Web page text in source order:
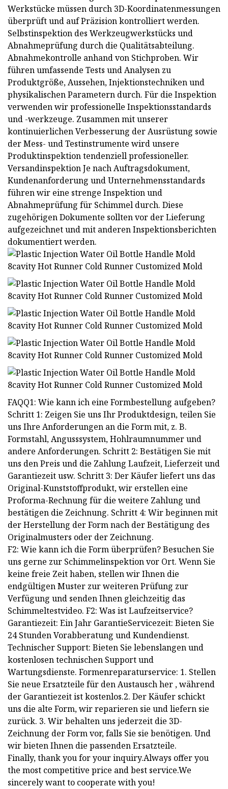
Werkstücke müssen durch 3D-Koordinatenmessungen
überprüft und auf Präzision kontrolliert werden.
Selbstinspektion des Werkzeugwerkstücks und
Abnahmeprüfung durch die Qualitätsabteilung.
Abnahmekontrolle anhand von Stichproben. Wir
führen umfassende Tests und Analysen zu
Produktgröße, Aussehen, Injektionstechniken und
physikalischen Parametern durch. Für die Inspektion
verwenden wir professionelle Inspektionsstandards
und -werkzeuge. Zusammen mit unserer
kontinuierlichen Verbesserung der Ausrüstung sowie
der Mess- und Testinstrumente wird unsere
Produktinspektion tendenziell professioneller.
Versandinspektion Je nach Auftragsdokument,
Kundenanforderung und Unternehmensstandards
führen wir eine strenge Inspektion und
Abnahmeprüfung für Schimmel durch. Diese
zugehörigen Dokumente sollten vor der Lieferung
aufgezeichnet und mit anderen Inspektionsberichten
dokumentiert werden.
FAQQ1: Wie kann ich eine Formbestellung aufgeben?
Schritt 1: Zeigen Sie uns Ihr Produktdesign, teilen Sie
uns Ihre Anforderungen an die Form mit, z. B.
Formstahl, Angusssystem, Hohlraumnummer und
andere Anforderungen. Schritt 2: Bestätigen Sie mit
uns den Preis und die Zahlung Laufzeit, Lieferzeit und
Garantiezeit usw. Schritt 3: Der Käufer liefert uns das
Original-Kunststoffprodukt, wir erstellen eine
Proforma-Rechnung für die weitere Zahlung und
bestätigen die Zeichnung. Schritt 4: Wir beginnen mit
der Herstellung der Form nach der Bestätigung des
Originalmusters oder der Zeichnung.
F2: Wie kann ich die Form überprüfen? Besuchen Sie
uns gerne zur Schimmelinspektion vor Ort. Wenn Sie
keine freie Zeit haben, stellen wir Ihnen die
endgültigen Muster zur weiteren Prüfung zur
Verfügung und senden Ihnen gleichzeitig das
Schimmeltestvideo. F2: Was ist Laufzeitservice?
Garantiezeit: Ein Jahr GarantieServicezeit: Bieten Sie
24 Stunden Vorabberatung und Kundendienst.
Technischer Support: Bieten Sie lebenslangen und
kostenlosen technischen Support und
Wartungsdienste. Formenreparaturservice: 1. Stellen
Sie neue Ersatzteile für den Austausch her , während
der Garantiezeit ist kostenlos.2. Der Käufer schickt
uns die alte Form, wir reparieren sie und liefern sie
zurück. 3. Wir behalten uns jederzeit die 3D-
Zeichnung der Form vor, falls Sie sie benötigen. Und
wir bieten Ihnen die passenden Ersatzteile.
Finally, thank you for your inquiry.Always offer you
the most competitive price and best service.We
sincerely want to cooperate with you!